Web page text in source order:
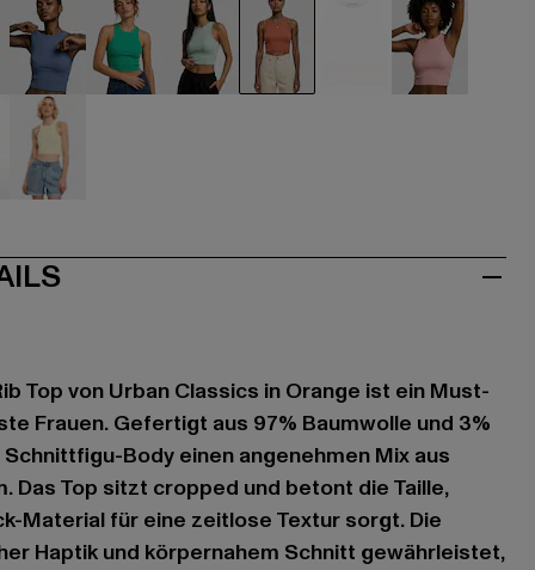
blau
Top von Urban Classics in Orange ist ein Must-
Frauen. Gefertigt aus 97% Baumwolle und 3%
Body einen angenehmen Mix aus
Das Top sitzt cropped und betont die Taille,
Material für eine zeitlose Textur sorgt. Die
Haptik und körpernahem Schnitt gewährleistet,